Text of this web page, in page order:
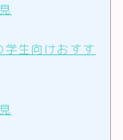
生向けおすす